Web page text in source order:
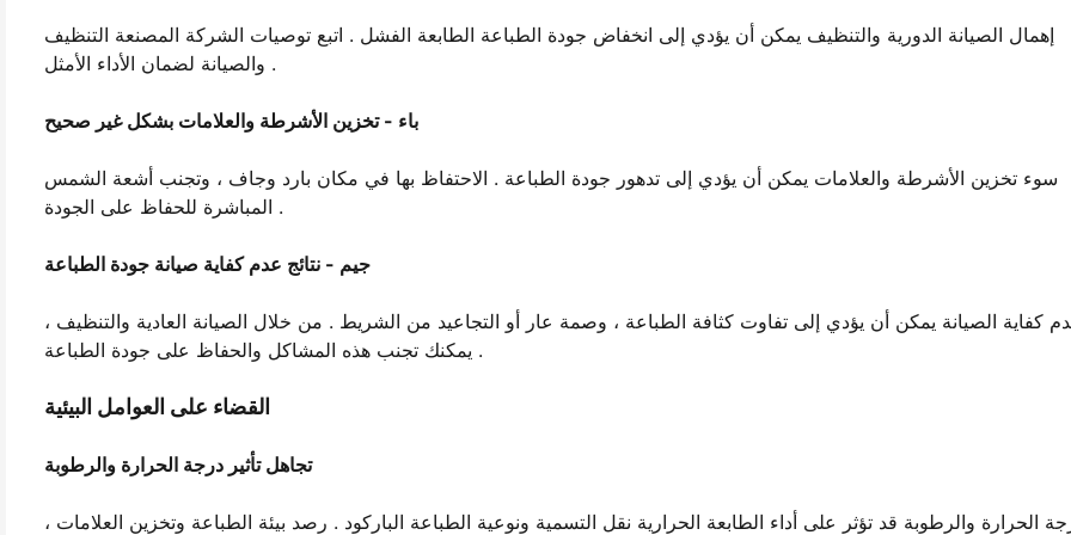
إهمال الصيانة الدورية والتنظيف يمكن أن يؤدي إلى انخفاض جودة الطباعة الطابعة الفشل . اتبع توصيات الشركة المصنعة التنظيف
والصيانة لضمان الأداء الأمثل .
باء - تخزين الأشرطة والعلامات بشكل غير صحيح
سوء تخزين الأشرطة والعلامات يمكن أن يؤدي إلى تدهور جودة الطباعة . الاحتفاظ بها في مكان بارد وجاف ، وتجنب أشعة الشمس
المباشرة للحفاظ على الجودة .
جيم - نتائج عدم كفاية صيانة جودة الطباعة
كفاية الصيانة يمكن أن يؤدي إلى تفاوت كثافة الطباعة ، وصمة عار أو التجاعيد من الشريط . من خلال الصيانة العادية والتنظيف ،
يمكنك تجنب هذه المشاكل والحفاظ على جودة الطباعة .
القضاء على العوامل البيئية
تجاهل تأثير درجة الحرارة والرطوبة
الحرارة والرطوبة قد تؤثر على أداء الطابعة الحرارية نقل التسمية ونوعية الطباعة الباركود . رصد بيئة الطباعة وتخزين العلامات ،